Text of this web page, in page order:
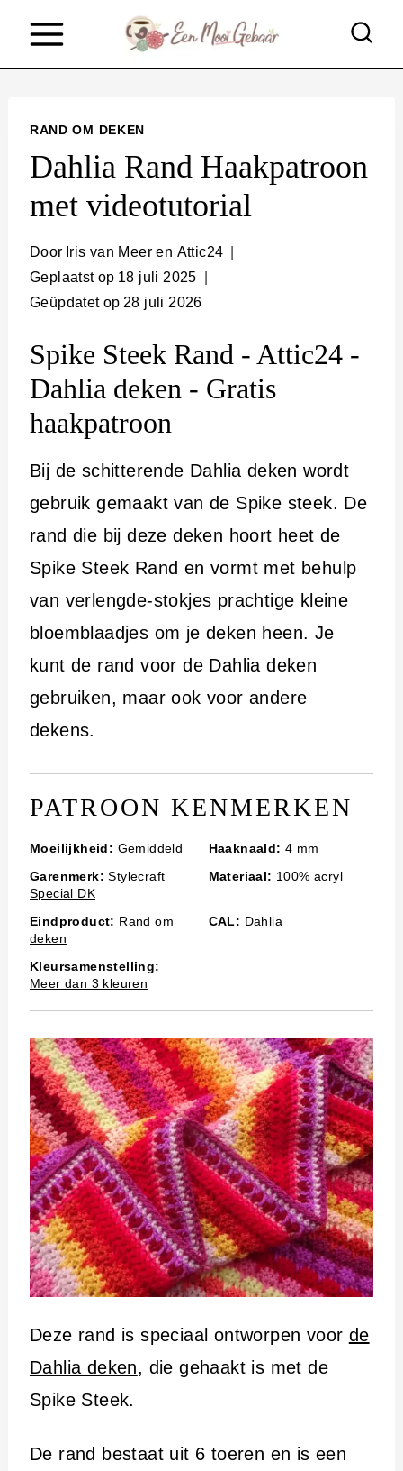
RAND OM DEKEN
Dahlia Rand Haakpatroon
met videotutorial
Door Iris van Meer en Attic24
Geplaatst op 18 juli 2025
Geüpdatet op 28 juli 2026
Spike Steek Rand - Attic24 -
Dahlia deken - Gratis
haakpatroon
Bij de schitterende Dahlia deken wordt
gebruik gemaakt van de Spike steek. De
rand die bij deze deken hoort heet de
Spike Steek Rand en vormt met behulp
van verlengde-stokjes prachtige kleine
bloemblaadjes om je deken heen. Je
kunt de rand voor de Dahlia deken
gebruiken, maar ook voor andere
dekens.
PATROON KENMERKEN
Moeilijkheid: Gemiddeld Haaknaald: 4 mm
Garenmerk: Stylecraft
Special DK
Materiaal: 100% acryl
Eindproduct: Rand om
deken
CAL: Dahlia
Kleursamenstelling:
Meer dan 3 kleuren
Deze rand is speciaal ontworpen voor de
Dahlia deken, die gehaakt is met de
Spike Steek.
De rand bestaat uit 6 toeren en is een